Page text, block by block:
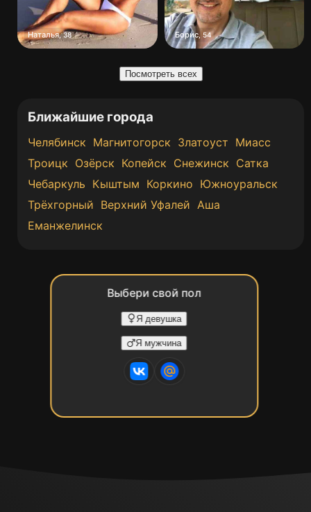
Наталья,38 Борис, 54
Посмотреть всех
Ближайшие города
Челябинск Магнитогорск Златоуст Миасс
Троицк Озёрск Копейск Снежинск Сатка
Чебаркуль Кыштым Коркино Южноуральск
Трёхгорный Верхний Уфалей Аша
Еманжелинск
Выбери свой пол
Я девушка
Я мужчина